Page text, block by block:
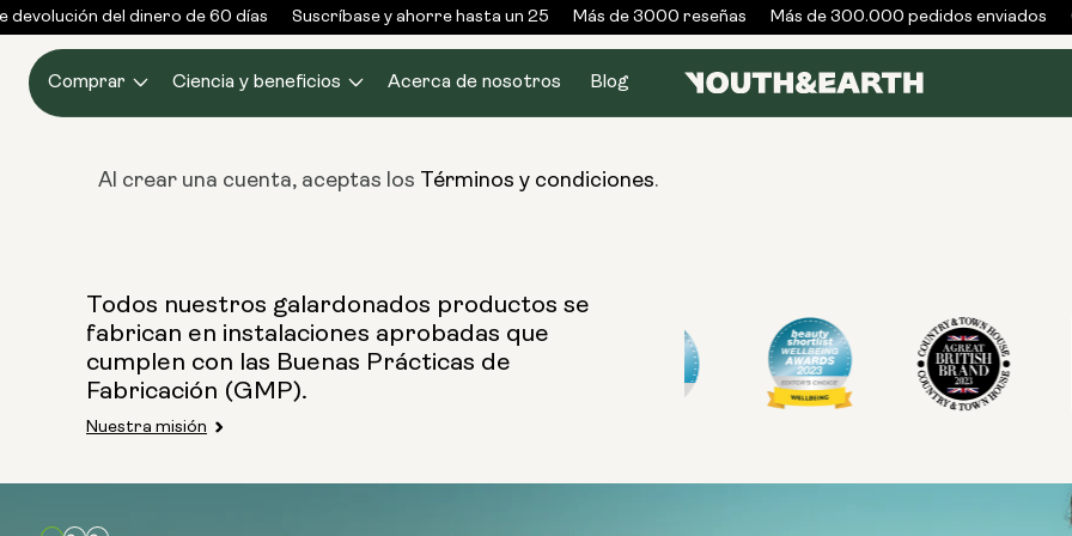
Ir al
contenido
del dinero de 60 días Suscríbase y ahorre hasta un 25 Más de 3000 reseñas Más de 300.000 pedidos enviados
Comprar Ciencia y beneficios Acerca de nosotros Blog
Al crear una cuenta, aceptas los Términos y condiciones.
Todos nuestros galardonados productos se
fabrican en instalaciones aprobadas que
cumplen con las Buenas Prácticas de
Fabricación (GMP).
Nuestra misión